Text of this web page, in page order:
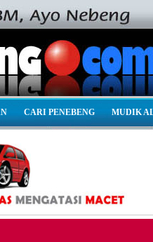
CARI PENEBENG MUDIK